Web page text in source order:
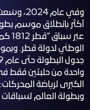
وفي عام
أكثر بانطلاق موسم
الوطني لدولة قطر.
واحدة من حلبتين فقط
وبطولة العالم لسباقات
Buy Tickets
Office Hours
Accessibility